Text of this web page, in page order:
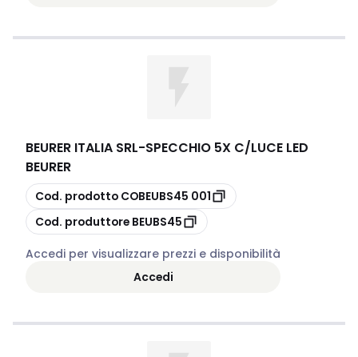
BEURER ITALIA SRL-SPECCHIO 5X C/LUCE LED
BEURER
copia
Cod. prodotto
COBEUBS45 001
copia
Cod. produttore BEUBS45
Accedi per visualizzare prezzi e disponibilità
Accedi